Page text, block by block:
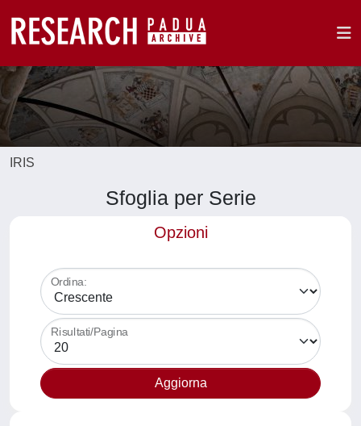
IRIS
Sfoglia per Serie
Opzioni
Ordina:
Risultati/Pagina